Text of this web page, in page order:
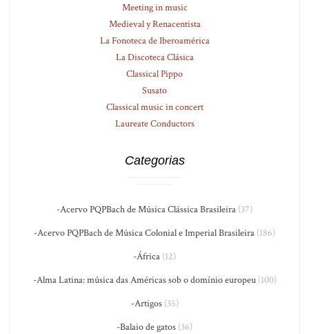
Meeting in music
Medieval y Renacentista
La Fonoteca de Iberoamérica
La Discoteca Clásica
Classical Pippo
Susato
Classical music in concert
Laureate Conductors
Categorias
-Acervo PQPBach de Música Clássica Brasileira (37)
-Acervo PQPBach de Música Colonial e Imperial Brasileira (186)
-África (12)
-Alma Latina: música das Américas sob o domínio europeu(100)
-Artigos(35)
-Balaio de gatos (36)